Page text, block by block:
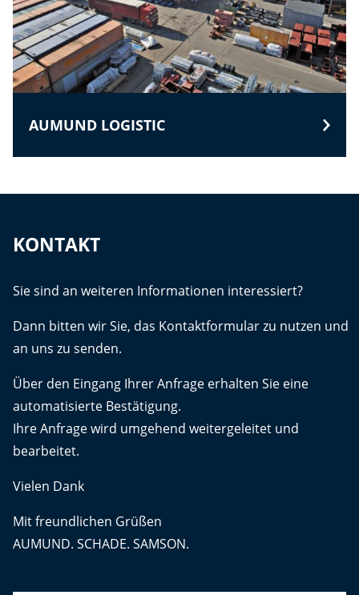
AUMUND LOGISTIC
KONTAKT
Sie sind an weiteren Informationen interessiert?
Dann bitten wir Sie, das Kontaktformular zu nutzen und
an uns zu senden.
Über den Eingang Ihrer Anfrage erhalten Sie eine
automatisierte Bestätigung.
Ihre Anfrage wird umgehend weitergeleitet und
bearbeitet.
Vielen Dank
Mit freundlichen Grüßen
AUMUND. SCHADE. SAMSON.